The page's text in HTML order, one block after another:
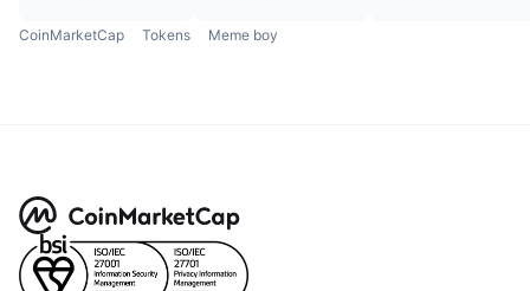
CoinMarketCap Tokens Meme boy